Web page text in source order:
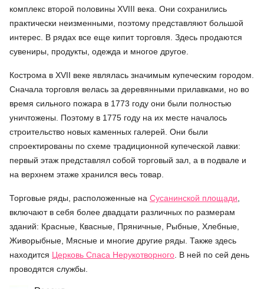
комплекс второй половины XVIII века. Они сохранились
практически неизменными, поэтому представляют большой
интерес. В рядах все еще кипит торговля. Здесь продаются
сувениры, продукты, одежда и многое другое.
Кострома в XVII веке являлась значимым купеческим городом.
Сначала торговля велась за деревянными прилавками, но во
время сильного пожара в 1773 году они были полностью
уничтожены. Поэтому в 1775 году на их месте началось
строительство новых каменных галерей. Они были
спроектированы по схеме традиционной купеческой лавки:
первый этаж представлял собой торговый зал, а в подвале и
на верхнем этаже хранился весь товар.
Торговые ряды, расположенные на Сусанинской площади
включают в себя более двадцати различных по размерам
зданий: Красные, Квасные, Пряничные, Рыбные, Хлебные,
Живорыбные, Мясные и многие другие ряды. Также здесь
находится Церковь Спаса Нерукотворного . В ней по сей день
проводятся службы.